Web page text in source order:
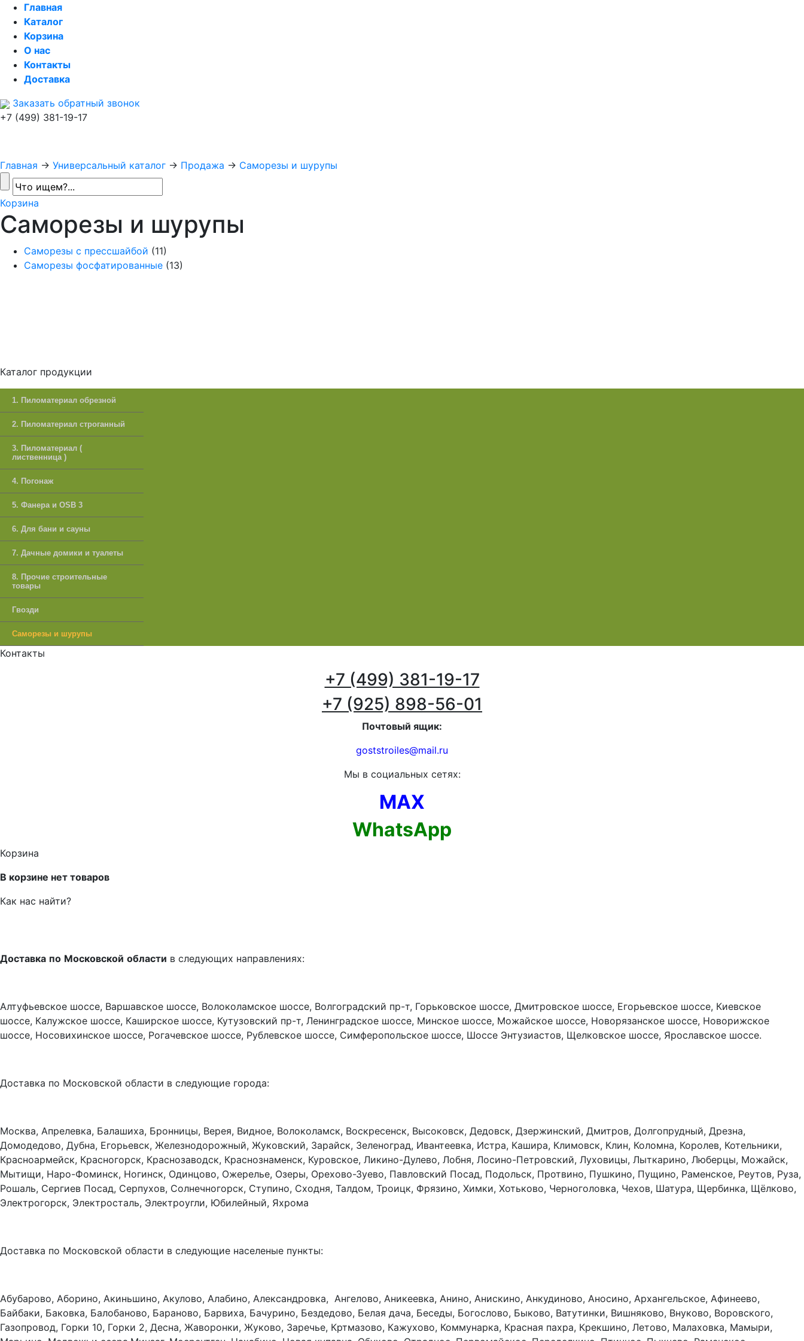
Главная
Каталог
Корзина
О нас
Контакты
Доставка
Заказать обратный звонок
+7 (499) 381-19-17
Главная → Универсальный каталог → Продажа → Саморезы и шурупы
Корзина
Саморезы и шурупы
Саморезы с прессшайбой (11)
Саморезы фосфатированные (13)
Каталог продукции
1. Пиломатериал обрезной
2. Пиломатериал строганный
3. Пиломатериал (
лиственница )
4. Погонаж
5. Фанера и OSB 3
6. Для бани и сауны
7. Дачные домики и туалеты
8. Прочие строительные
товары
Гвозди
Саморезы и шурупы
Контакты
+7 (499) 381-19-17
+7 (925) 898-56-01
Почтовый ящик:
goststroiles@mail.ru
Мы в социальных сетях:
MAX
WhatsApp
Корзина
В корзине нет товаров
Как нас найти?
Доставка по Московской области в следующих направлениях:
Алтуфьевское шоссе, Варшавское шоссе, Волоколамское шоссе, Волгоградский пр-т, Горьковское шоссе, Дмитровское шоссе, Егорьевское шоссе, Киевское
шоссе, Калужское шоссе, Каширское шоссе, Кутузовский пр-т, Ленинградское шоссе, Минское шоссе, Можайское шоссе, Новорязанское шоссе, Новорижское
шоссе, Носовихинское шоссе, Рогачевское шоссе, Рублевское шоссе, Симферопольское шоссе, Шоссе Энтузиастов, Щелковское шоссе, Ярославское шоссе.
Доставка по Московской области в следующие города:
Москва, Апрелевка, Балашиха, Бронницы, Верея, Видное, Волоколамск, Воскресенск, Высоковск, Дедовск, Дзержинский, Дмитров, Долгопрудный, Дрезна,
Домодедово, Дубна, Егорьевск, Железнодорожный, Жуковский, Зарайск, Зеленоград, Ивантеевка, Истра, Кашира, Климовск, Клин, Коломна, Королев, Котельники,
Красноармейск, Красногорск, Краснозаводск, Краснознаменск, Куровское, Ликино-Дулево, Лобня, Лосино-Петровский, Луховицы, Лыткарино, Люберцы, Можайск,
Мытищи, Наро-Фоминск, Ногинск, Одинцово, Ожерелье, Озеры, Орехово-Зуево, Павловский Посад, Подольск, Протвино, Пушкино, Пущино, Раменское, Реутов, Руза,
Рошаль, Сергиев Посад, Серпухов, Солнечногорск, Ступино, Сходня, Талдом, Троицк, Фрязино, Химки, Хотьково, Черноголовка, Чехов, Шатура, Щербинка, Щёлково,
Электрогорск, Электросталь, Электроугли, Юбилейный, Яхрома
Доставка по Московской области в следующие населеные пункты:
Абубарово, Аборино, Акиньшино, Акулово, Алабино, Александровка, Ангелово, Аникеевка, Анино, Анискино, Анкудиново, Аносино, Архангельское, Афинеево,
Байбаки, Баковка, Балобаново, Бараново, Барвиха, Бачурино, Бездедово, Белая дача, Беседы, Богослово, Быково, Ватутинки, Вишняково, Внуково, Воровского,
Газопровод, Горки 10, Горки 2, Десна, Жаворонки, Жуково, Заречье, Кртмазово, Кажухово, Коммунарка, Красная пахра, Крекшино, Летово, Малаховка, Мамыри,